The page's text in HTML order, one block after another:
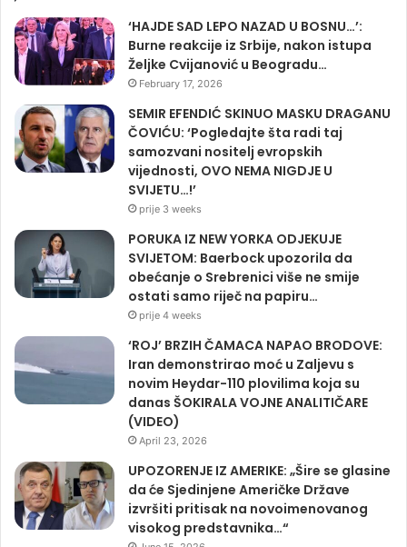
‘HAJDE SAD LEPO NAZAD U BOSNU…’:
Burne reakcije iz Srbije, nakon istupa
Željke Cvijanović u Beogradu…
February 17, 2026
SEMIR EFENDIĆ SKINUO MASKU DRAGANU
ČOVIĆU: ‘Pogledajte šta radi taj
samozvani nositelj evropskih
vijednosti, OVO NEMA NIGDJE U
SVIJETU…!’
prije 3 weeks
PORUKA IZ NEW YORKA ODJEKUJE
SVIJETOM: Baerbock upozorila da
obećanje o Srebrenici više ne smije
ostati samo riječ na papiru…
prije 4 weeks
‘ROJ’ BRZIH ČAMACA NAPAO BRODOVE:
Iran demonstrirao moć u Zaljevu s
novim Heydar-110 plovilima koja su
danas ŠOKIRALA VOJNE ANALITIČARE
(VIDEO)
April 23, 2026
UPOZORENJE IZ AMERIKE: „Šire se glasine
da će Sjedinjene Američke Države
izvršiti pritisak na novoimenovanog
visokog predstavnika…“